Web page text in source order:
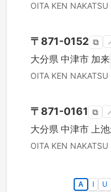
OITA KEN NAKATSU
〒 871-0152 ⧉
大分県 中津市 加来
OITA KEN NAKATSU
〒 871-0161 ⧉
大分県 中津市 上
OITA KEN NAKATSU
A U